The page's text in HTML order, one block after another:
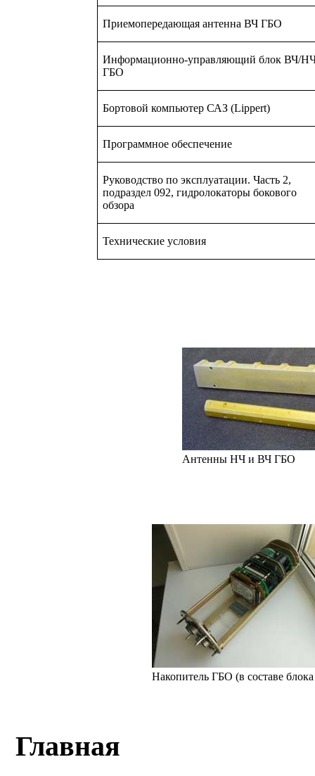
Приемопередающая антенна ВЧ ГБО
Информационно-управляющий блок ВЧ/
ГБО
Бортовой компьютер САЗ (Lippert)
Программное обеспечение
Руководство по эксплуатации. Часть 2,
подраздел 092, гидро­локаторы бокового
обзора
Технические условия
Антенны НЧ и ВЧ ГБО
Накопитель ГБО (в составе
Главная